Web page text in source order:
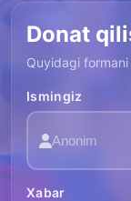
Donat
Quyidagi
Ismingiz
Xabar